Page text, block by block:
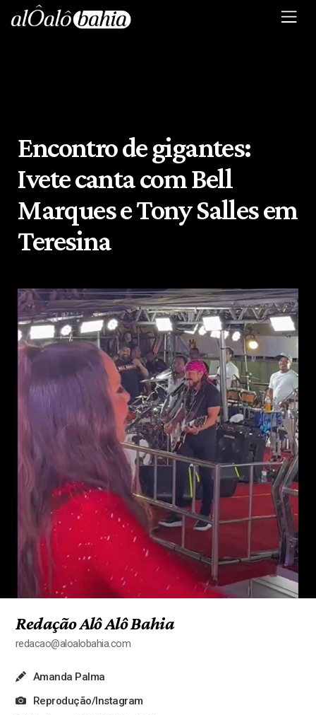
Encontro de gigantes:
Ivete canta com Bell
Marques e Tony Salles em
Teresina
Redação Alô Alô Bahia
redacao@aloalobahia.com
Amanda Palma
Reprodução/Instagram